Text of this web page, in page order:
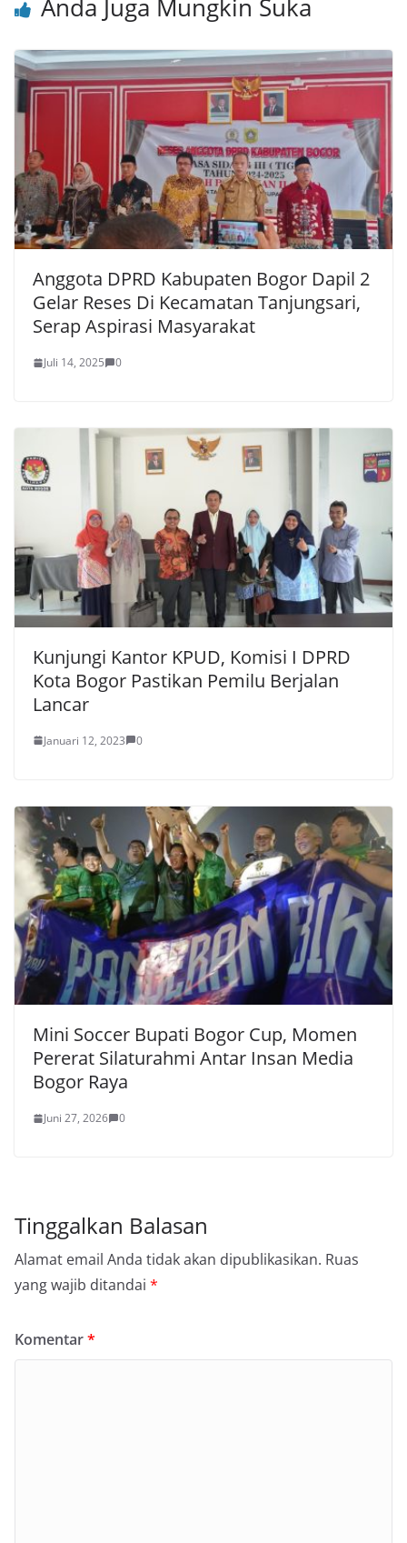
Anda Juga Mungkin Suka
Anggota DPRD Kabupaten Bogor Dapil 2
Gelar Reses Di Kecamatan Tanjungsari,
Serap Aspirasi Masyarakat
Juli 14, 2025 0
Kunjungi Kantor KPUD, Komisi I DPRD
Kota Bogor Pastikan Pemilu Berjalan
Lancar
Januari 12, 2023 0
Mini Soccer Bupati Bogor Cup, Momen
Pererat Silaturahmi Antar Insan Media
Bogor Raya
Juni 27, 2026 0
Tinggalkan Balasan
Alamat email Anda tidak akan dipublikasikan. Ruas
yang wajib ditandai *
Komentar*